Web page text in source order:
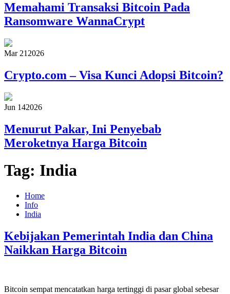
Memahami Transaksi Bitcoin Pada
Ransomware WannaCrypt
Mar 21 2026
Crypto.com – Visa Kunci Adopsi Bitcoin?
Jun 142026
Menurut Pakar, Ini Penyebab
Meroketnya Harga Bitcoin
Tag: India
Home
Info
India
Kebijakan Pemerintah India dan China
Naikkan Harga Bitcoin
Bitcoin sempat mencatatkan harga tertinggi di pasar global sebesar